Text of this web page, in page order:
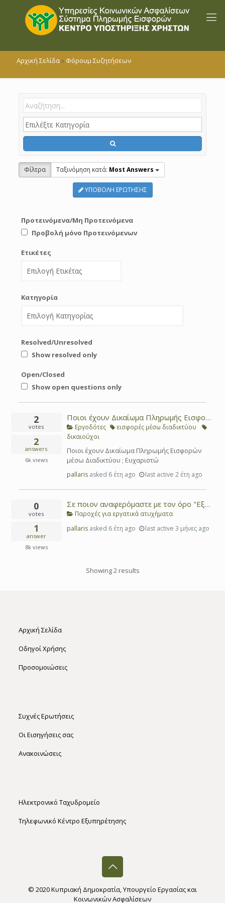
Αρχική Σελίδα» Φόρουμ Συζητήσεων
Φίλτρα Tαξινόμηση κατά: Most Answers
ΥΠΟΒΟΛΗ ΕΡΩΤΗΣΗΣ
Προτεινόμενα/Μη Προτεινόμενα
Προβολή μόνο Προτεινόμενων
Ετικέτες
Κατηγορία
Resolved/Unresolved
Show resolved only
Open/Closed
Show open questions only
2
votes
2
answers
6kviews
Ποιοι έχουν Δικαίωμα Πληρωμής Εισφορών μέσω Διαδικτύου ;
Εργοδότες
εισφορές μέσω διαδικτύου
δικαιούχοι
Ποιοι έχουν Δικαίωμα Πληρωμής Εισφορών
μέσω Διαδικτύου ; Ευχαριστώ
pallarisasked 6 έτη ago last active 2 έτη ago
0
votes
1
answer
8kviews
Σε ποιον αναφερόμαστε με τον όρο "Εξαρτώμενος ασφαλισμενος" ;
Παροχές για εργατικά ατυχήματα
pallarisasked 6 έτη ago last active 3 μήνες ago
Showing 2 results
Αρχική Σελίδα
Οδηγοί Χρήσης
Προσομοιώσεις
Συχνές Ερωτήσεις
Οι Εισηγήσεις σας
Ανακοινώσεις
Ηλεκτρονικό Ταχυδρομείο​
Τηλεφωνικό Κέντρο Εξυπηρέτησης
© 2020 Κυπριακή Δημοκρατία, Υπουργείο Εργασίας και
Κοινωνικών Ασφαλίσεων